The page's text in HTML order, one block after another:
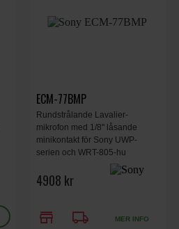
ECM-77BMP
Rundstrålande Lavalier-
mikrofon med 1/8" låsande
minikontakt för Sony UWP-
serien och WRT-805-hu
4908 kr
store local_shipping MER INFO